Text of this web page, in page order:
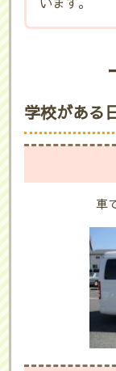
います。
学校がある日
車